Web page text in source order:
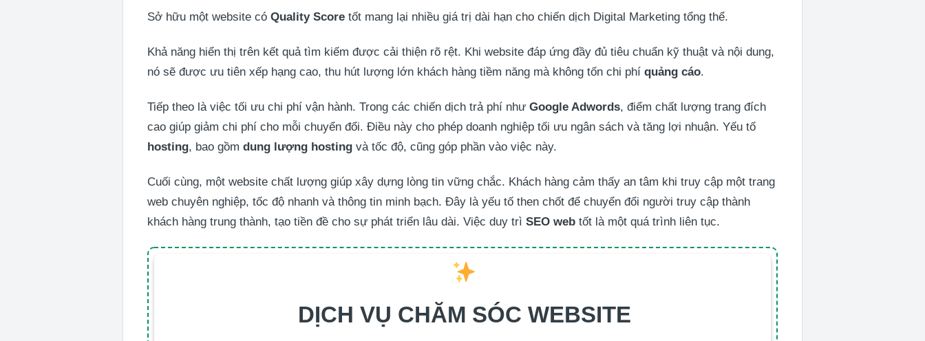
Sở hữu một website cóQuality Score tốt mang lại nhiều giá trị dài hạn cho chiến dịch Digital Marketing tổng thể.
Khả năng hiển thị trên kết quả tìm kiếm được cải thiện rõ rệt. Khi website đáp ứng đầy đủ tiêu chuẩn kỹ thuật và nội dung,
nó sẽ được ưu tiên xếp hạng cao, thu hút lượng lớn khách hàng tiềm năng mà không tốn chi phíquảng cáo.
Tiếp theo là việc tối ưu chi phí vận hành. Trong các chiến dịch trả phí nhưGoogle Adwords, điểm chất lượng trang đích
cao giúp giảm chi phí cho mỗi chuyển đổi. Điều này cho phép doanh nghiệp tối ưu ngân sách và tăng lợi nhuận. Yếu tố
hosting, bao gồmdung lượng hosting và tốc độ, cũng góp phần vào việc này.
Cuối cùng, một website chất lượng giúp xây dựng lòng tin vững chắc. Khách hàng cảm thấy an tâm khi truy cập một trang
web chuyên nghiệp, tốc độ nhanh và thông tin minh bạch. Đây là yếu tố then chốt để chuyển đổi người truy cập thành
khách hàng trung thành, tạo tiền đề cho sự phát triển lâu dài. Việc duy trìSEO web tốt là một quá trình liên tục.
DỊCH VỤ CHĂM SÓC WEBSITE